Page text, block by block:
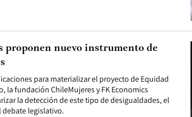
para materializar el proyecto de Equidad
la fundación ChileMujeres y FK Economics
la detección de este tipo de desigualdades, el
debate legislativo.
proponen nuevo instrumento de